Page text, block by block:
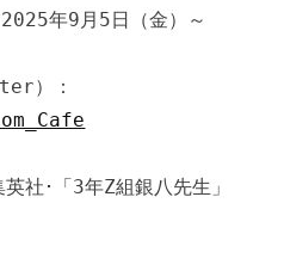
年9月5日（金）～
）：
社･「3年Z組銀八先生」